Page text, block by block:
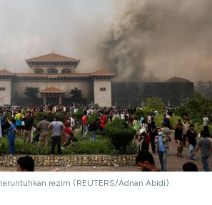
rezim (REUTERS/Adnan Abidi)